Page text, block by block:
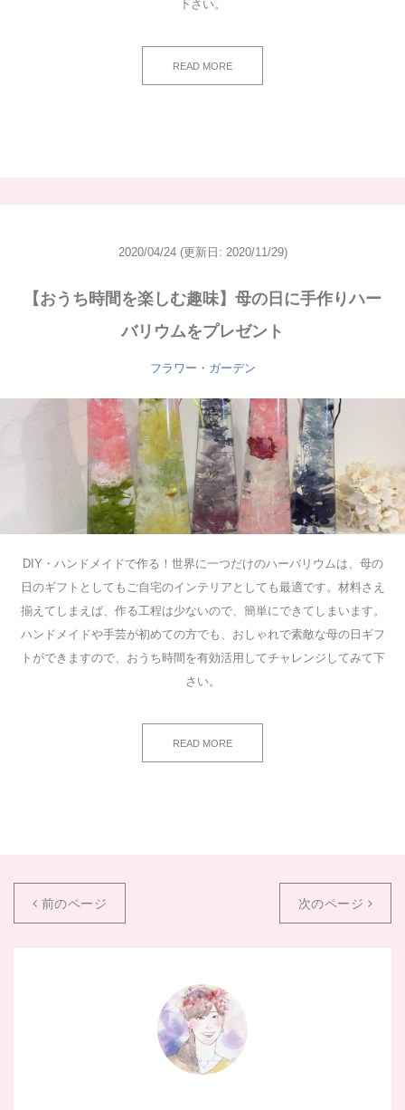
下さい。
READ MORE
2020/04/24 (更新日: 2020/11/29)
【おうち時間を楽しむ趣味】母の日に手作りハー
バリウムをプレゼント
フラワー・ガーデン
DIY・ハンドメイドで作る！世界に一つだけのハーバリウムは、母の
日のギフトとしてもご自宅のインテリアとしても最適です。材料さえ
揃えてしまえば、作る工程は少ないので、簡単にできてしまいます。
ハンドメイドや手芸が初めての方でも、おしゃれで素敵な母の日ギフ
トができますので、おうち時間を有効活用してチャレンジしてみて下
さい。
READ MORE
前のページ 次のページ